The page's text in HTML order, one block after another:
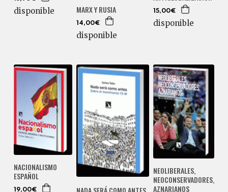
disponible MARX Y RUSIA
14,00€
disponible
15,00€
disponible
NACIONALISMO
ESPAÑOL
19,00€
NEOLIBERALES,
NEOCONSERVADORES,
AZNARIANOS